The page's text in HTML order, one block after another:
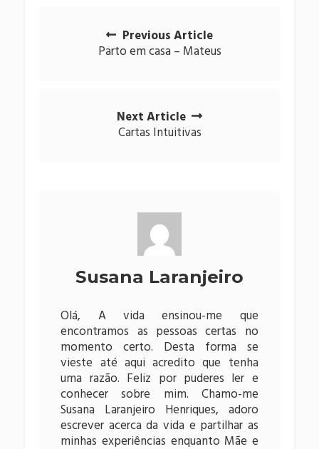
Posts
navigation
Previous Article
Parto em casa – Mateus
Next Article
Cartas Intuitivas
Susana Laranjeiro
Olá, A vida ensinou-me que
encontramos as pessoas certas no
momento certo. Desta forma se
vieste até aqui acredito que tenha
uma razão. Feliz por puderes ler e
conhecer sobre mim. Chamo-me
Susana Laranjeiro Henriques, adoro
escrever acerca da vida e partilhar as
minhas experiências enquanto Mãe e